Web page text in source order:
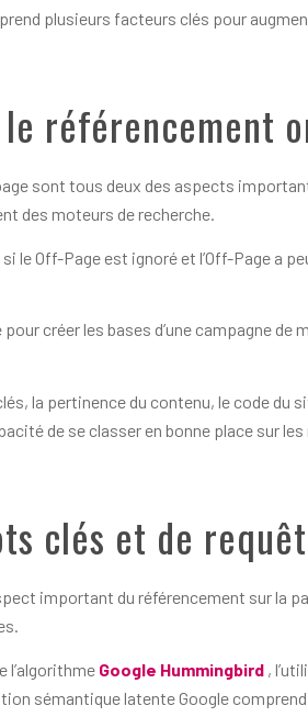
plusieurs facteurs clés pour
référencement
sont tous deux des aspects
des moteurs de recherche.
le Off-Page est ignoré et l’Off-Page a
créer les bases d’une campagne
la pertinence du contenu, le code du
de se classer en bonne place sur
clés et de
important du référencement sur la
l’algorithme Google Hummingbird,
sémantique latente Google